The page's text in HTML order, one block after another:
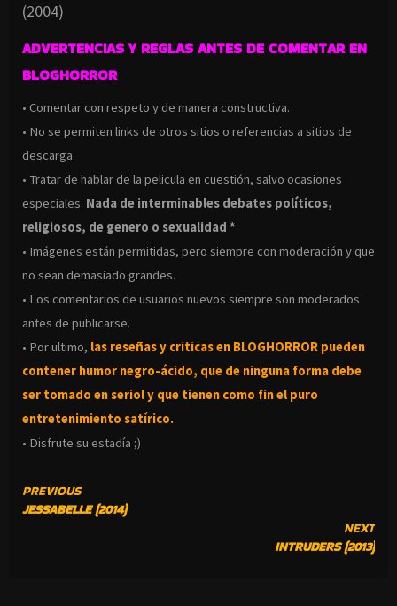
(2004)
ADVERTENCIAS Y REGLAS ANTES DE COMENTAR EN
BLOGHORROR
• Comentar con respeto y de manera constructiva.
• No se permiten links de otros sitios o referencias a sitios de
descarga.
• Tratar de hablar de la pelicula en cuestión, salvo ocasiones
especiales. Nada de interminables debates políticos,
religiosos, de genero o sexualidad *
• Imágenes están permitidas, pero siempre con moderación y que
no sean demasiado grandes.
• Los comentarios de usuarios nuevos siempre son moderados
antes de publicarse.
• Por ultimo, las reseñas y criticas en BLOGHORROR pueden
contener humor negro-ácido, que de ninguna forma debe
ser tomado en serio! y que tienen como fin el puro
entretenimiento satírico.
• Disfrute su estadía ;)
CONTINUE
READING
PREVIOUS
JESSABELLE (2014)
NEXT
INTRUDERS (2013)